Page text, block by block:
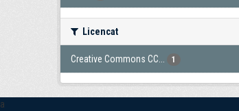
Licencat
Creative Commons CC... 1
a